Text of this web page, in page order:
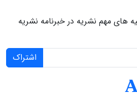
های مهم نشریه در خبرنامه نشریه
اشتراک